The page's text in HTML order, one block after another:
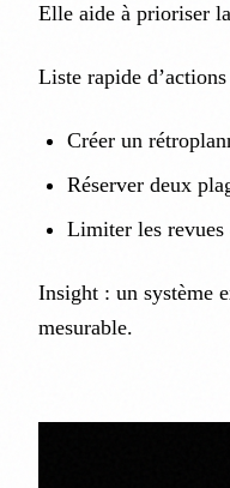
Elle aide à prioriser
Liste rapide
Créer un
Réserver deux
Limiter les revues
Insight : un système
mesurable.